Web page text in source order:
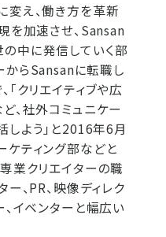
変え、働き方を革新
を加速させ、Sansan
中に発信していく部
からSansanに転職し
「クリエイティブや広
、社外コミュニケー
しよう」と2016年6月
ケティング部などと
業クリエイターの職
ー、PR、映像ディレク
、イベンターと幅広い